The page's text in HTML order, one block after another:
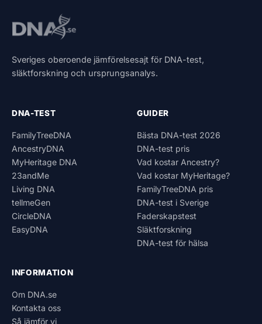
Sveriges oberoende jämförelsesajt för DNA-test,
släktforskning och ursprungsanalys.
DNA-TEST
FamilyTreeDNA
AncestryDNA
MyHeritage DNA
23andMe
Living DNA
tellmeGen
CircleDNA
EasyDNA
GUIDER
Bästa DNA-test 2026
DNA-test pris
Vad kostar Ancestry?
Vad kostar MyHeritage?
FamilyTreeDNA pris
DNA-test i Sverige
Faderskapstest
Släktforskning
DNA-test för hälsa
INFORMATION
Om DNA.se
Kontakta oss
Så jämför vi